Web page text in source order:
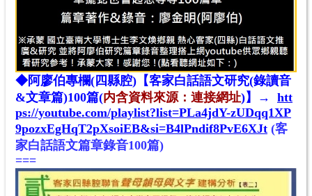
◆阿廖伯專欄(四縣腔)【客家白話語文研究(錄讀音
&文章篇)100篇(内含資料來源：連接網址)】→
htt
ps://youtube.com/playlist?list=PLa4jdY-zUDqq1XP
9pozxEgHqT2pXsoiEB&si=B4lPndif8PvE6XJt (客
家白話語文篇章錄音100篇)
===